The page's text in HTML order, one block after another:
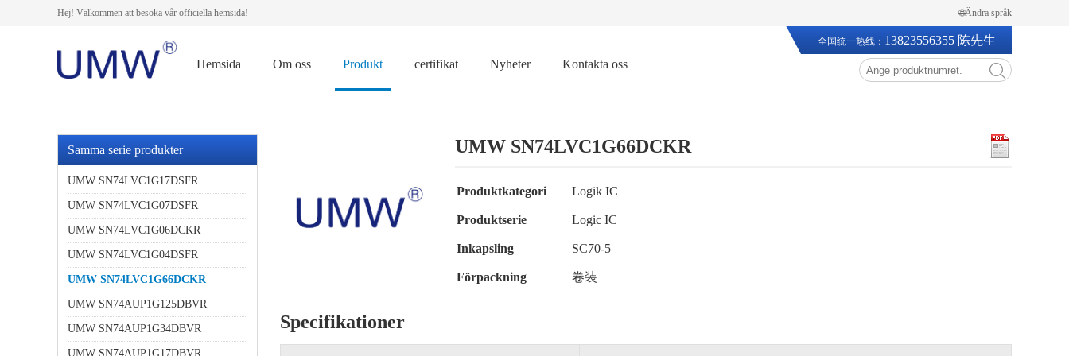
Hej! Välkommen att besöka vår officiella hemsida! 🌐Ändra språk
Hemsida Om oss Produkt certifikat Nyheter Kontakta oss
全国统一热线： 13823556355 陈先生
Samma serie produkter
UMW SN74LVC1G17DSFR
UMW SN74LVC1G07DSFR
UMW SN74LVC1G06DCKR
UMW SN74LVC1G04DSFR
UMW SN74LVC1G66DCKR
UMW SN74AUP1G125DBVR
UMW SN74AUP1G34DBVR
UMW SN74AUP1G17DBVR
UMW SN74LVC1G66DCKR
Produktkategori Logik IC
Produktserie Logic IC
Inkapsling SC70-5
Förpackning 卷装
Specifikationer